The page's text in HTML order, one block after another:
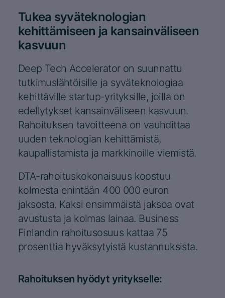
Tukea syväteknologian
kehittämiseen ja kansainväliseen
kasvuun
Deep Tech Accelerator on suunnattu
tutkimuslähtöisille ja syväteknologiaa
kehittäville startup-yrityksille, joilla on
edellytykset kansainväliseen kasvuun.
Rahoituksen tavoitteena on vauhdittaa
uuden teknologian kehittämistä,
kaupallistamista ja markkinoille viemistä.
DTA-rahoituskokonaisuus koostuu
kolmesta enintään 400 000 euron
jaksosta. Kaksi ensimmäistä jaksoa ovat
avustusta ja kolmas lainaa. Business
Finlandin rahoitusosuus kattaa 75
prosenttia hyväksytyistä kustannuksista.
Rahoituksen hyödyt yritykselle: